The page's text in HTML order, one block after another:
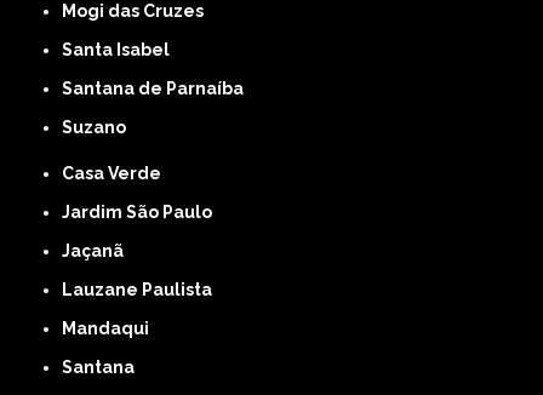
Mogi das Cruzes
Santa Isabel
Santana de Parnaíba
Suzano
Casa Verde
Jardim São Paulo
Jaçanã
Lauzane Paulista
Mandaqui
Santana